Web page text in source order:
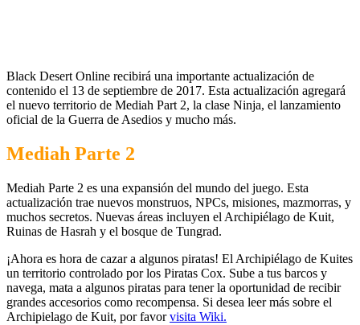
Black Desert Online recibirá una importante actualización de
contenido el 13 de septiembre de 2017. Esta actualización agregará
el nuevo territorio de Mediah Part 2, la clase Ninja, el lanzamiento
oficial de la Guerra de Asedios y mucho más.
Mediah Parte 2
Mediah Parte 2 es una expansión del mundo del juego. Esta
actualización trae nuevos monstruos, NPCs, misiones, mazmorras, y
muchos secretos. Nuevas áreas incluyen el Archipiélago de Kuit,
Ruinas de Hasrah y el bosque de Tungrad.
¡Ahora es hora de cazar a algunos piratas! El Archipiélago de Kuites
un territorio controlado por los Piratas Cox. Sube a tus barcos y
navega, mata a algunos piratas para tener la oportunidad de recibir
grandes accesorios como recompensa. Si desea leer más sobre el
Archipielago de Kuit, por favorvisita Wiki.